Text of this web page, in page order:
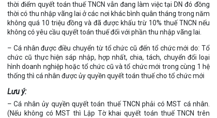
thời điểm quyết toán thuế TNCN vẫn đang làm việc tại DN đó đồng
thời có thu nhập vãng lai ở các nơi khác bình quân tháng trong năm
không quá 10 triệu đồng và đã được khấu trừ 10% thuế TNCN nếu
không có yêu cầu quyết toán thuế đối với phần thu nhập vãng lai.
– Cá nhân được điều chuyển từ tổ chức cũ đến tổ chức mới do: Tổ
chức cũ thực hiện sáp nhập, hợp nhất, chia, tách, chuyển đổi loại
hình doanh nghiệp hoặc tổ chức cũ và tổ chức mới trong cùng 1 hệ
thống thì cá nhân được ủy quyền quyết toán thuế cho tổ chức mới
Lưu ý:
– Cá nhân ủy quyền quyết toán thuế TNCN phải có MST cá nhân.
(Nếu không có MST thì Lập Tờ khai quyết toán thuế TNCN trên